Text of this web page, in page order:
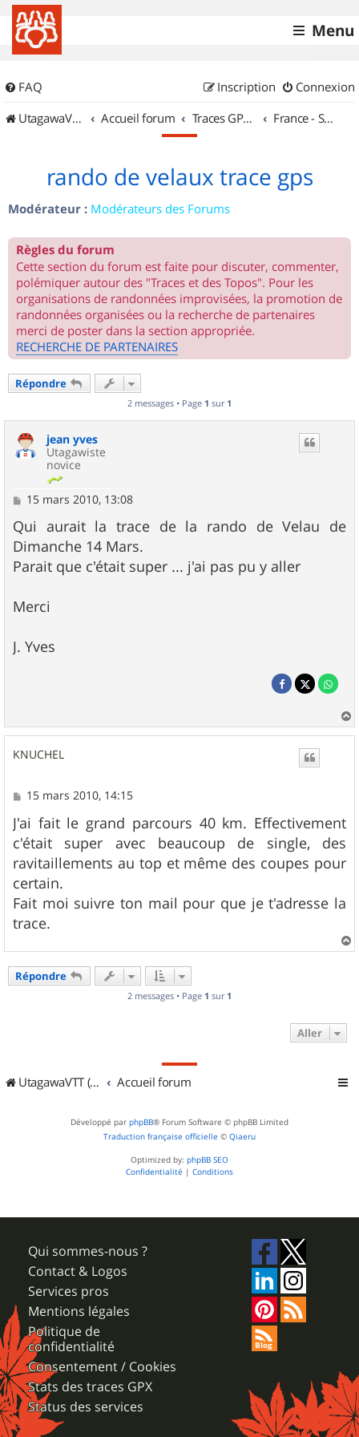
Menu
FAQ Connexion
Inscription
UtagawaVTT (Randos VTT et VTTAE avec traces GPS)
Accueil forum Traces GPS de randos VTT France - Sud Est
rando de velaux trace gps
Modérateur : Modérateurs des Forums
Règles du forum
Cette section du forum est faite pour discuter, commenter,
polémiquer autour des "Traces et des Topos". Pour les
organisations de randonnées improvisées, la promotion de
randonnées organisées ou la recherche de partenaires
merci de poster dans la section appropriée.
RECHERCHE DE PARTENAIRES
Répondre
2 messages • Page 1 sur 1
jean yves
Utagawiste
novice
M
s
s
a
g
e
15 mars 2010, 13:08
Qui aurait la trace de la rando de Velau de
Dimanche 14 Mars.
Parait que c'était super ... j'ai pas pu y aller
Merci
J. Yves
a
KNUCHEL
M
s
s
a
g
e
15 mars 2010, 14:15
J'ai fait le grand parcours 40 km. Effectivement
c'était super avec beaucoup de single, des
ravitaillements au top et même des coupes pour
certain.
Fait moi suivre ton mail pour que je t'adresse la
trace.
a
Répondre
2 messages • Page 1 sur 1
Aller
UtagawaVTT (Randos VTT et VTTAE avec traces GPS) Accueil forum
Développé par phpBB® Forum Software © phpBB Limited
Traduction française officielle © Qiaeru
Optimized by: phpBB SEO
Confidentialité | Conditions
Qui sommes-nous ?
Contact & Logos
Services pros
Mentions légales
Politique de
confidentialité
Consentement / Cookies
Stats des traces GPX
Status des services